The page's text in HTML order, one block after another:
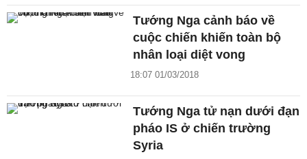
Tướng Nga cảnh báo về
cuộc chiến khiến toàn bộ
nhân loại diệt vong
18:07 01/03/2018
Tướng Nga tử nạn dưới đạn
pháo IS ở chiến trường
Syria